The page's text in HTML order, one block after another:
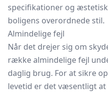
specifikationer og
boligens overordnede stil.
Almindelige fejl
Når det drejer sig om
række almindelige fejl
daglig brug. For at sikre
levetid er det væsentligt